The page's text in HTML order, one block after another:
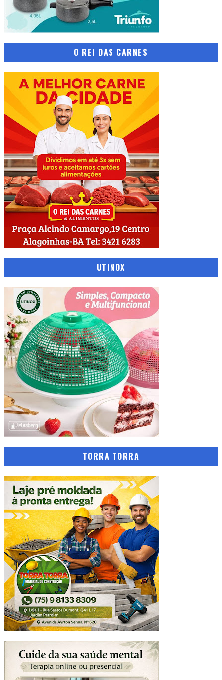
O REI DAS CARNES
UTINOX
TORRA TORRA